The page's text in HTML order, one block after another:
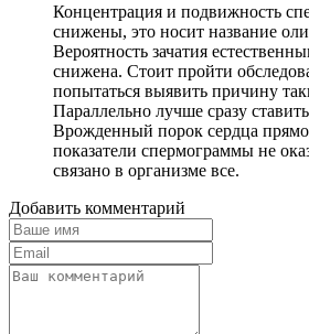
Концентрация и подвижность
снижены, это носит название
Вероятность зачатия
снижена. Стоит пройти
попытаться выявить причину
Параллельно лучше сразу
Врожденный порок сердца
показатели спермограммы не
связано в организме все.
Добавить комментарий